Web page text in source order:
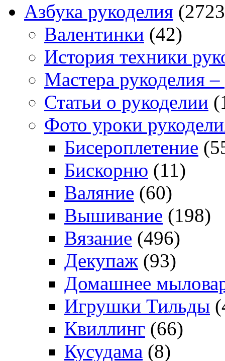
Азбука рукоделия
Валентинки (42)
История техники
Мастера рукоделия
Статьи о рукоделии
Фото уроки
Бисероплетение
Бискорню (11)
Валяние (60)
Вышивание (198)
Вязание (496)
Декупаж (93)
Домашнее
Игрушки Тильды
Квиллинг (66)
Кусудама (8)